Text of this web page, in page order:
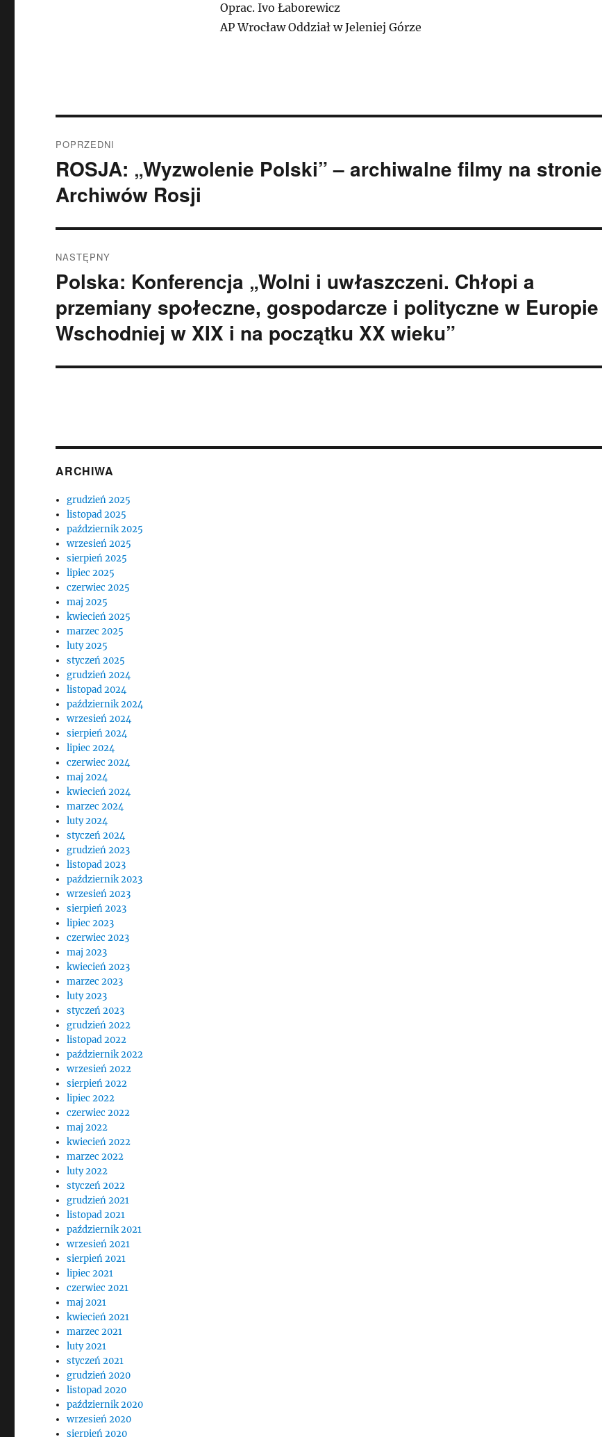
Oprac. Ivo Łaborewicz
AP Wrocław Oddział w Jeleniej Górze
wpisu
POPRZEDNI
Poprzedni
wpis:
ROSJA: „Wyzwolenie Polski” – archiwalne filmy na stronie
Archiwów Rosji
NASTĘPNY
Następny
Polska: Konferencja „Wolni i uwłaszczeni. Chłopi a
przemiany społeczne, gospodarcze i polityczne w Europie
Wschodniej w XIX i na początku XX wieku”
ARCHIWA
grudzień 2025
listopad 2025
październik 2025
wrzesień 2025
sierpień 2025
lipiec 2025
czerwiec 2025
maj 2025
kwiecień 2025
marzec 2025
luty 2025
styczeń 2025
grudzień 2024
listopad 2024
październik 2024
wrzesień 2024
sierpień 2024
lipiec 2024
czerwiec 2024
maj 2024
kwiecień 2024
marzec 2024
luty 2024
styczeń 2024
grudzień 2023
listopad 2023
październik 2023
wrzesień 2023
sierpień 2023
lipiec 2023
czerwiec 2023
maj 2023
kwiecień 2023
marzec 2023
luty 2023
styczeń 2023
grudzień 2022
listopad 2022
październik 2022
wrzesień 2022
sierpień 2022
lipiec 2022
czerwiec 2022
maj 2022
kwiecień 2022
marzec 2022
luty 2022
styczeń 2022
grudzień 2021
listopad 2021
październik 2021
wrzesień 2021
sierpień 2021
lipiec 2021
czerwiec 2021
maj 2021
kwiecień 2021
marzec 2021
luty 2021
styczeń 2021
grudzień 2020
listopad 2020
październik 2020
wrzesień 2020
sierpień 2020